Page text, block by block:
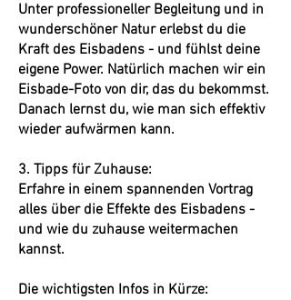
Unter professioneller Begleitung und in
wunderschöner Natur erlebst du die
Kraft des Eisbadens - und fühlst deine
eigene Power. Natürlich machen wir ein
Eisbade-Foto von dir, das du bekommst.
Danach lernst du, wie man sich effektiv
wieder aufwärmen kann.
3. Tipps für Zuhause:
Erfahre in einem spannenden Vortrag
alles über die Effekte des Eisbadens -
und wie du zuhause weitermachen
kannst.
Die wichtigsten Infos in Kürze: